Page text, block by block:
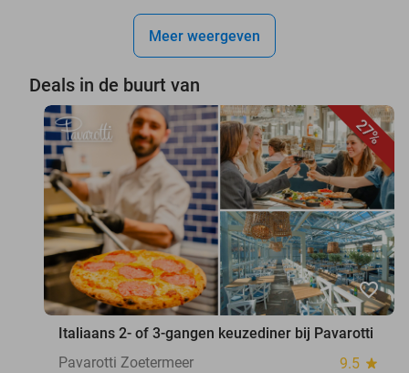
Meer weergeven
Deals in de buurt van
27%
favorite_border
Italiaans 2- of 3-gangen keuzediner bij Pavarotti
Pavarotti Zoetermeer
9.5 star